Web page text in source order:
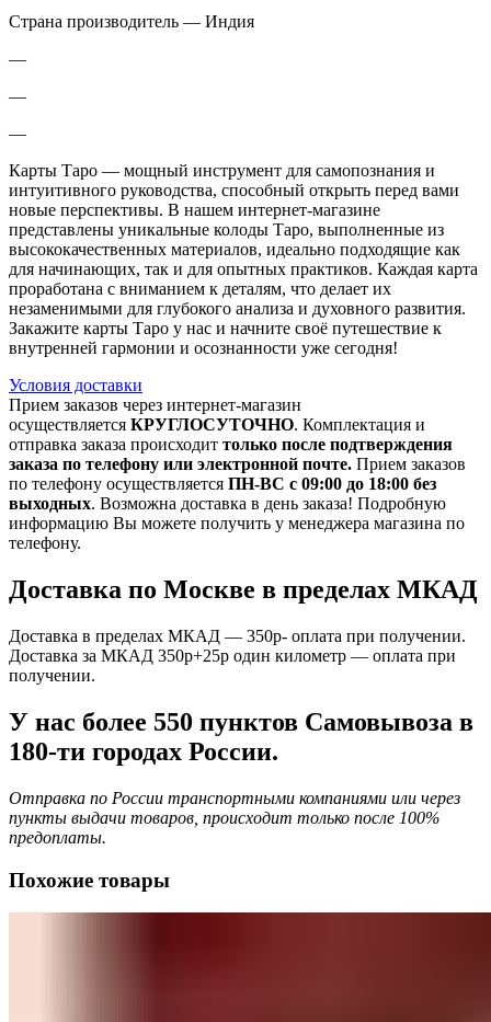
Страна производитель — Индия
—
—
—
Карты Таро — мощный инструмент для самопознания и
интуитивного руководства, способный открыть перед вами
новые перспективы. В нашем интернет-магазине
представлены уникальные колоды Таро, выполненные из
высококачественных материалов, идеально подходящие как
для начинающих, так и для опытных практиков. Каждая карта
проработана с вниманием к деталям, что делает их
незаменимыми для глубокого анализа и духовного развития.
Закажите карты Таро у нас и начните своё путешествие к
внутренней гармонии и осознанности уже сегодня!
Условия доставки
Прием заказов через интернет-магазин
осуществляется КРУГЛОСУТОЧНО. Комплектация и
отправка заказа происходит только после подтверждения
заказа по телефону или электронной почте. Прием заказов
по телефону осуществляется ПН-ВС с 09:00 до 18:00 без
выходных. Возможна доставка в день заказа! Подробную
информацию Вы можете получить у менеджера магазина по
телефону.
Доставка по Москве в пределах МКАД
Доставка в пределах МКАД — 350р- оплата при получении.
Доставка за МКАД 350р+25р один километр — оплата при
получении.
У нас более 550 пунктов Самовывоза в
180-ти городах России.
Отправка по России транспортными компаниями или через
пункты выдачи товаров, происходит только после 100%
предоплаты.
Похожие товары